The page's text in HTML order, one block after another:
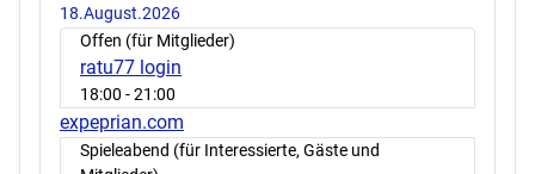
18.August.2026
Offen (für Mitglieder)
ratu77 login
18:00 - 21:00
expeprian.com
Spieleabend (für Interessierte, Gäste und